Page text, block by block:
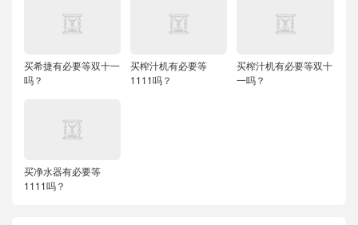
买希捷有必要等双十一
吗？
买榨汁机有必要等
1111吗？
买榨汁机有必要等双十
一吗？
买净水器有必要等
1111吗？